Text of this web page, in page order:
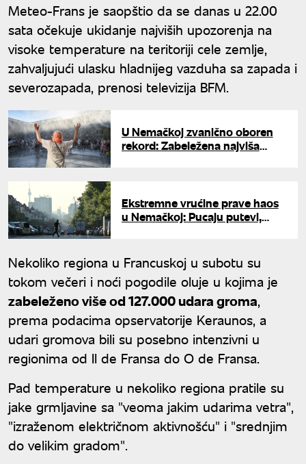
Meteo-Frans je saopštio da se danas u 22.00
sata očekuje ukidanje najviših upozorenja na
visoke temperature na teritoriji cele zemlje,
zahvaljujući ulasku hladnijeg vazduha sa zapada i
severozapada, prenosi televizija BFM.
U Nemačkoj zvanično oboren
rekord: Zabeležena najviša
Ekstremne vrućine prave haos
u Nemačkoj: Pucaju putevi,
Nekoliko regiona u Francuskoj u subotu su
tokom večeri i noći pogodile oluje u kojima je
zabeleženo više od 127.000 udara groma,
prema podacima opservatorije Keraunos, a
udari gromova bili su posebno intenzivni u
regionima od Il de Fransa do O de Fransa.
Pad temperature u nekoliko regiona pratile su
jake grmljavine sa "veoma jakim udarima vetra",
"izraženom električnom aktivnošću" i "srednjim
do velikim gradom".